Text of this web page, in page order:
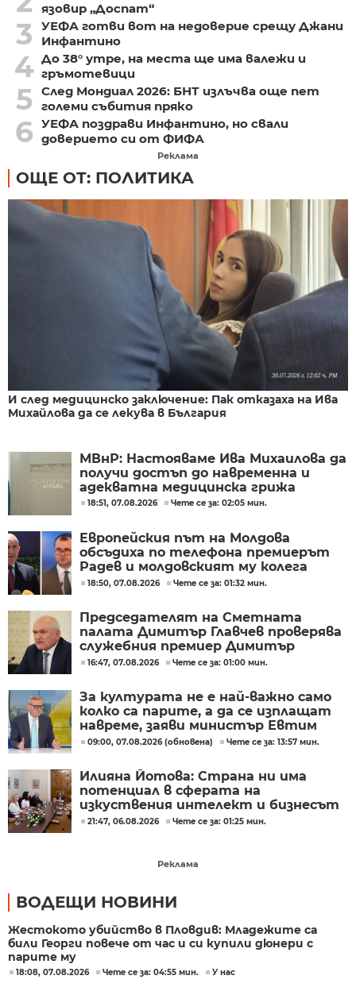
язовир „Доспат“
3
УЕФА готви вот на недоверие срещу Джани
Инфантино
4 До 38° утре, на места ще има валежи и
гръмотевици
5 След Мондиал 2026: БНТ излъчва още пет
големи събития пряко
6 УЕФА поздрави Инфантино, но свали
доверието си от ФИФА
Реклама
ОЩЕ ОТ: ПОЛИТИКА
И след медицинско заключение: Пак отказаха на Ива
Михайлова да се лекува в България
МВнР: Настояваме Ива Михаилова да
получи достъп до навременна и
адекватна медицинска грижа
18:51, 07.08.2026 Чете се за: 02:05 мин.
Европейския път на Молдова
обсъдиха по телефона премиерът
Радев и молдовският му колега
Тофан
18:50, 07.08.2026 Чете се за: 01:32 мин.
Председателят на Сметната
палата Димитър Главчев проверява
служебния премиер Димитър
Главчев?
16:47, 07.08.2026 Чете се за: 01:00 мин.
За културата не е най-важно само
колко са парите, а да се изплащат
навреме, заяви министър Евтим
Милошев
09:00, 07.08.2026 (обновена) Чете се за: 13:57 мин.
Илияна Йотова: Страна ни има
потенциал в сферата на
изкуствения интелект и бизнесът
забелязва тези перспективи
21:47, 06.08.2026 Чете се за: 01:25 мин.
Реклама
ВОДЕЩИ НОВИНИ
Жестокото убийство в Пловдив: Младежите са
били Георги повече от час и си купили дюнери с
парите му
18:08, 07.08.2026 Чете се за: 04:55 мин. У нас